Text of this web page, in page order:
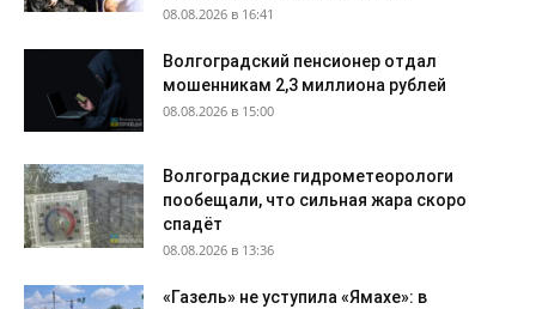
08.08.2026 в 16:41
Волгоградский пенсионер отдал
мошенникам 2,3 миллиона рублей
08.08.2026 в 15:00
Волгоградские гидрометеорологи
пообещали, что сильная жара скоро
спадёт
08.08.2026 в 13:36
«Газель» не уступила «Ямахе»: в